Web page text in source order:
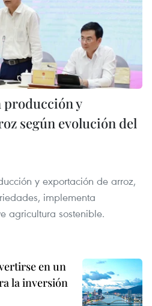
producción y
según evolución del
y exportación de arroz,
implementa
agricultura sostenible.
en un
la inversión